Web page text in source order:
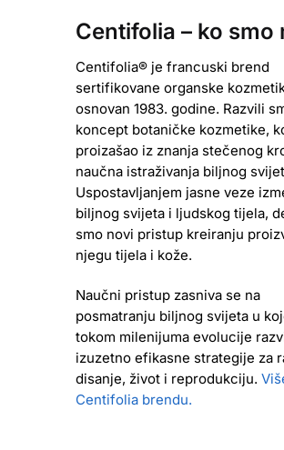
Centifolia – ko smo
Centifolia® je francuski brend
sertifikovane organske
osnovan 1983. godine. Razvili
koncept botaničke kozmetike,
proizašao iz znanja stečenog
naučna istraživanja biljnog
Uspostavljanjem jasne veze
biljnog svijeta i ljudskog tijela,
smo novi pristup kreiranju
njegu tijela i kože.
Naučni pristup zasniva se na
posmatranju biljnog svijeta u
tokom milenijuma evolucije
izuzetno efikasne strategije za
disanje, život i reprodukciju.
Centifolia brendu.